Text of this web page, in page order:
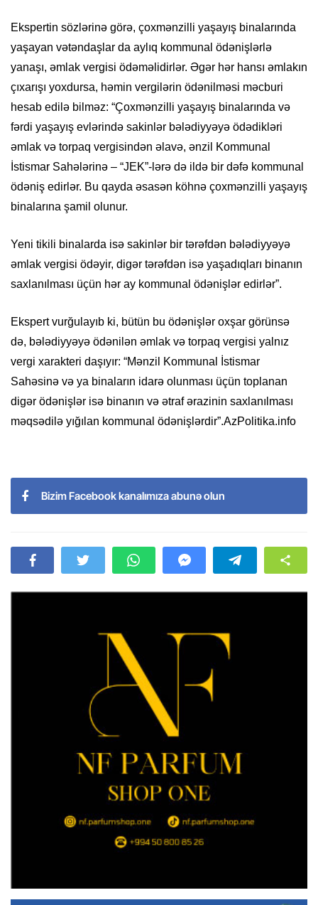
Ekspertin sözlərinə görə, çoxmənzilli yaşayış binalarında
yaşayan vətəndaşlar da aylıq kommunal ödənişlərlə
yanaşı, əmlak vergisi ödəməlidirlər. Əgər hər hansı əmlakın
çıxarışı yoxdursa, həmin vergilərin ödənilməsi məcburi
hesab edilə bilməz: “Çoxmənzilli yaşayış binalarında və
fərdi yaşayış evlərində sakinlər bələdiyyəyə ödədikləri
əmlak və torpaq vergisindən əlavə, ənzil Kommunal
İstismar Sahələrinə – “JEK”-lərə də ildə bir dəfə kommunal
ödəniş edirlər. Bu qayda əsasən köhnə çoxmənzilli yaşayış
binalarına şamil olunur.
Yeni tikili binalarda isə sakinlər bir tərəfdən bələdiyyəyə
əmlak vergisi ödəyir, digər tərəfdən isə yaşadıqları binanın
saxlanılması üçün hər ay kommunal ödənişlər edirlər”.
Ekspert vurğulayıb ki, bütün bu ödənişlər oxşar görünsə
də, bələdiyyəyə ödənilən əmlak və torpaq vergisi yalnız
vergi xarakteri daşıyır: “Mənzil Kommunal İstismar
Sahəsinə və ya binaların idarə olunması üçün toplanan
digər ödənişlər isə binanın və ətraf ərazinin saxlanılması
məqsədilə yığılan kommunal ödənişlərdir”.AzPolitika.info
Bizim Facebook kanalımıza abunə olun